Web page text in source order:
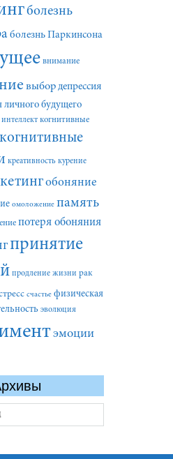
болезнь
болезнь Паркинсона
внимание
выбор депрессия
личного будущего
когнитивные
когнитивные
креативность курение
обоняние
омоложение память
потеря обоняния
принятие
продление жизни рак
счастье физическая
эволюция
эмоции